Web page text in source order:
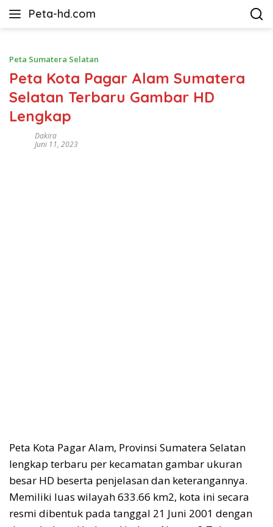
Peta-hd.com
Kumpulan
HD
Peta Sumatera Selatan
Peta Kota Pagar Alam Sumatera
Selatan Terbaru Gambar HD
Lengkap
Dakira
Juni 11, 2023
Peta Kota Pagar Alam, Provinsi Sumatera Selatan
lengkap terbaru per kecamatan gambar ukuran
besar HD beserta penjelasan dan keterangannya.
Memiliki luas wilayah 633.66 km2, kota ini secara
resmi dibentuk pada tanggal 21 Juni 2001 dengan